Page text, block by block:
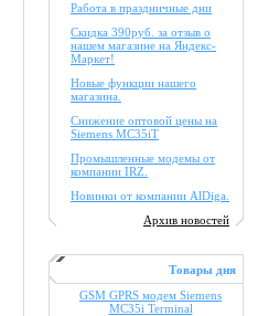
Работа в праздничные дни
Скидка 390руб. за отзыв о
нашем магазине на Яндекс-
Маркет!
Новые функции нашего
магазина.
Снижение оптовой цены на
Siemens MC35iT
Промышленные модемы от
компании IRZ.
Новинки от компании AlDiga.
Архив новостей
Товары дня
GSM GPRS модем Siemens
MC35i Terminal